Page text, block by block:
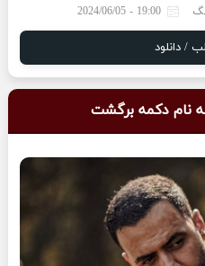
19:00 - 2024/06/05
/ دانلود
نام دکمه برگشت